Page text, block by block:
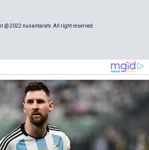
@ 2022 nusantaratv. All right reserved